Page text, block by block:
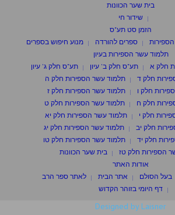
בית שער הכוונות
שידור חי
הזמן סט תע"ס
ספרים להורדה
מנוע חיפוש בספרים
תלמוד עשר הספירות בעיון
חלק א
תע"ס חלק ב' עיון
תע"ס חלק ג' עיון
חלק ד
תלמוד עשר הספירות חלק ה
חלק ו
תלמוד עשר הספירות חלק ז
חלק ח
תלמוד עשר הספירות חלק ט
חלק י
תלמוד עשר הספירות חלק יא
חלק יב
תלמוד עשר הספירות חלק יג
חלק יד
תלמוד עשר הספירות חלק טו
הספירות חלק טז
בית שער הכוונות
אודות האתר
בעל הסולם אתר הבית
לאתר ספר הרב
דף היומי בזוהר הקדוש
Designed by Laisner